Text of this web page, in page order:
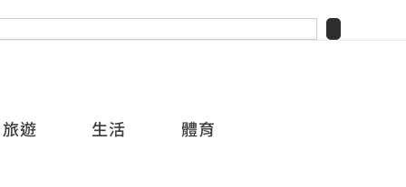
旅遊 生活 體育